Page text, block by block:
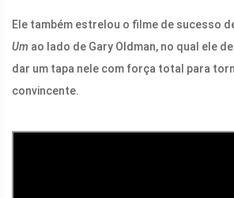
Ele também estrelou o filme de sucesso
Um ao lado de Gary Oldman, no qual ele
dar um tapa nele com força total para
convincente.